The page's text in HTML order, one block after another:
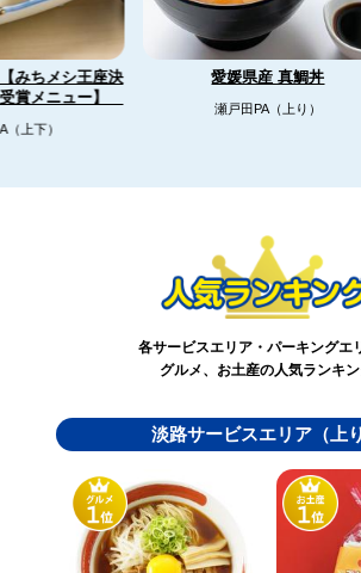
みちメシ王座決
賞メニュー】
（上下）
愛媛県産 真鯛丼
瀬戸田PA（上り）
各サービスエリア・パーキングエ
グルメ、お土産の人気ランキ
淡路サービスエリア（上り